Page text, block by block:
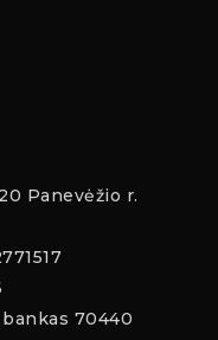
Panevėžio r.
70440